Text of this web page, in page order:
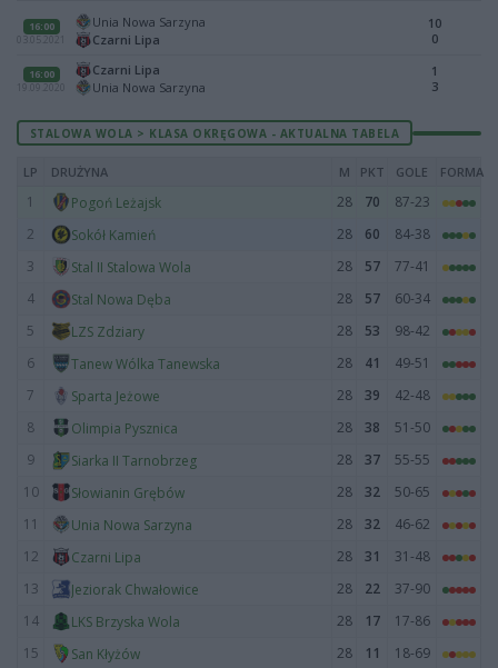
16:00
03.05.2021
Unia Nowa Sarzyna
Czarni Lipa
10
0
16:00
19.09.2020
Czarni Lipa
Unia Nowa Sarzyna
1
3
STALOWA WOLA > KLASA OKRĘGOWA - AKTUALNA TABELA
LP DRUŻYNA M PKT GOLE FORMA
1 Pogoń Leżajsk 28 70
87-23
2
Sokół Kamień 28 60
84-38
3
Stal II Stalowa Wola 28 57
77-41
4
Stal Nowa Dęba 28 57
60-34
5
LZS Zdziary 28 53
98-42
6
Tanew Wólka Tanewska 28 41
49-51
7
Sparta Jeżowe 28 39
42-48
8
Olimpia Pysznica 28 38
51-50
9
Siarka II Tarnobrzeg 28 37
55-55
10
Słowianin Grębów 28 32
50-65
11
Unia Nowa Sarzyna 28 32
46-62
12
Czarni Lipa 28 31
31-48
13
Jeziorak Chwałowice 28 22
37-90
14
LKS Brzyska Wola 28 17
17-86
15
San Kłyżów 28 11 18-69